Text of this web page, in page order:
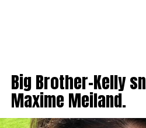
Big Brother-Kelly
Maxime Meiland.